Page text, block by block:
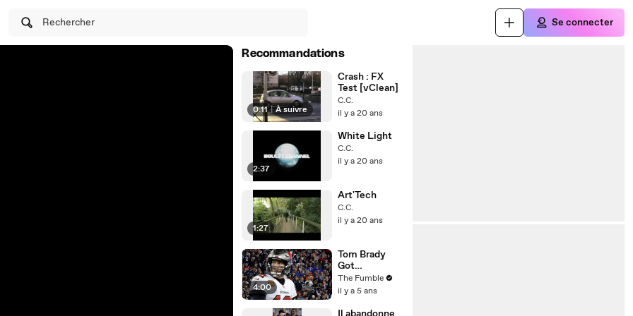
Rechercher Se connecter
Recommandations
0:11 | À suivre
Crash : FX
Test [vClean]
C.C.
il y a 20 ans
2:37
White Light
C.C.
il y a 20 ans
1:27
Art'Tech
C.C.
il y a 20 ans
4:00
Tom Brady
Got
INSANELY
Booed By
In His Return
The Fumble
il y a 5 ans